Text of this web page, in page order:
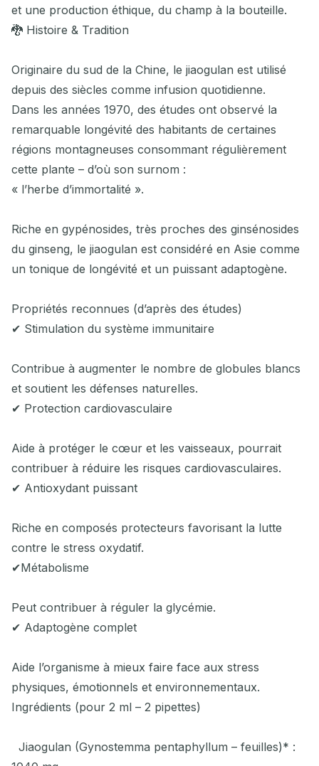
et une production éthique, du champ à la bouteille.
🐉 Histoire & Tradition
Originaire du sud de la Chine, le jiaogulan est utilisé
depuis des siècles comme infusion quotidienne.
Dans les années 1970, des études ont observé la
remarquable longévité des habitants de certaines
régions montagneuses consommant régulièrement
cette plante – d’où son surnom :
« l’herbe d’immortalité ».
Riche en gypénosides, très proches des ginsénosides
du ginseng, le jiaogulan est considéré en Asie comme
un tonique de longévité et un puissant adaptogène.
Propriétés reconnues (d’après des études)
✔ Stimulation du système immunitaire
Contribue à augmenter le nombre de globules blancs
et soutient les défenses naturelles.
✔ Protection cardiovasculaire
Aide à protéger le cœur et les vaisseaux, pourrait
contribuer à réduire les risques cardiovasculaires.
✔ Antioxydant puissant
Riche en composés protecteurs favorisant la lutte
contre le stress oxydatif.
✔Métabolisme
Peut contribuer à réguler la glycémie.
✔ Adaptogène complet
Aide l’organisme à mieux faire face aux stress
physiques, émotionnels et environnementaux.
Ingrédients (pour 2 ml – 2 pipettes)
Jiaogulan (Gynostemma pentaphyllum – feuilles)* :